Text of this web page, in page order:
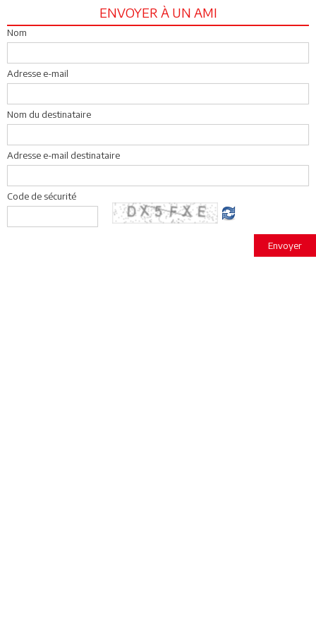
ENVOYER À UN AMI
Nom
Adresse e-mail
Nom du destinataire
Adresse e-mail destinataire
Code de sécurité
Envoyer